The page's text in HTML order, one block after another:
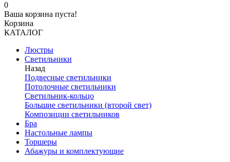
0
Ваша корзина пуста!
Корзина
КАТАЛОГ
Люстры
Светильники
Назад
Подвесные светильники
Потолочные светильники
Светильник-кольцо
Большие светильники (второй свет)
Композиции светильников
Бра
Настольные лампы
Торшеры
Абажуры и комплектующие